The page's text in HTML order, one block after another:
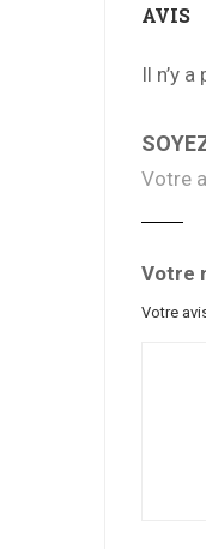
AVIS
Il n’y a
Votre
Votre
Votre